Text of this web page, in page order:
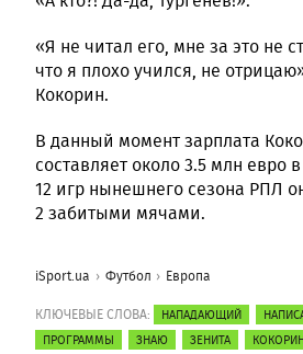
«Я не читал его, мне за это не
что я плохо учился, не
Кокорин.
В данный момент зарплата
составляет около 3.5 млн евро
12 игр нынешнего сезона РПЛ
2 забитыми мячами.
iSport.ua Футбол Европа
КЛЮЧЕВЫЕ СЛОВА: НАПАДАЮЩИЙ
ПРОГРАММЫ
ЗНАЮ ЗЕНИТА